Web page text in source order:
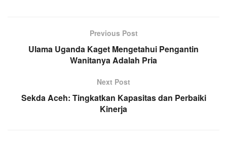
e
A
g
r
a
l
e
Previous Post
Ulama Uganda Kaget Mengetahui Pengantin
Wanitanya Adalah Pria
Next Post
Sekda Aceh: Tingkatkan Kapasitas dan Perbaiki
Kinerja